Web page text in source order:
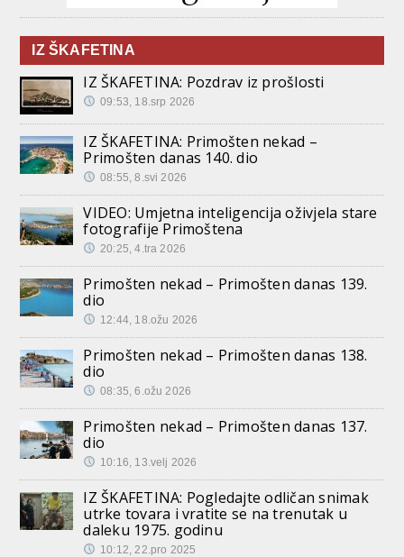
IZ ŠKAFETINA
IZ ŠKAFETINA: Pozdrav iz prošlosti
09:53, 18.srp 2026
IZ ŠKAFETINA: Primošten nekad –
Primošten danas 140. dio
08:55, 8.svi 2026
VIDEO: Umjetna inteligencija oživjela stare
fotografije Primoštena
20:25, 4.tra 2026
Primošten nekad – Primošten danas 139.
dio
12:44, 18.ožu 2026
Primošten nekad – Primošten danas 138.
dio
08:35, 6.ožu 2026
Primošten nekad – Primošten danas 137.
dio
10:16, 13.velj 2026
IZ ŠKAFETINA: Pogledajte odličan snimak
utrke tovara i vratite se na trenutak u
daleku 1975. godinu
10:12, 22.pro 2025